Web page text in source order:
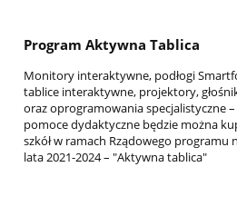
Program Aktywna Tablica
Monitory interaktywne, podłogi
tablice interaktywne, projektory,
oraz oprogramowania specjalistyczne
pomoce dydaktyczne będzie można
szkół w ramach Rządowego programu
lata 2021-2024 – "Aktywna tablica"